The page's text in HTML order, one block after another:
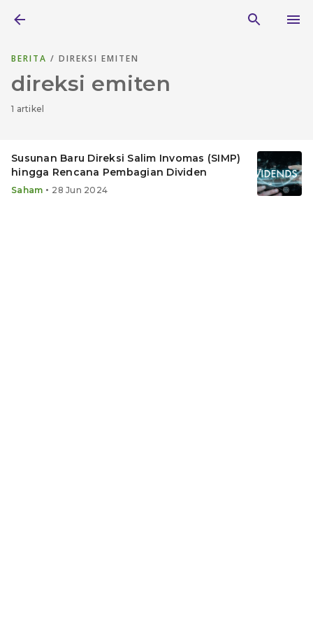
BERITA / DIREKSI EMITEN
direksi emiten
1 artikel
Susunan Baru Direksi Salim Invomas (SIMP)
hingga Rencana Pembagian Dividen
Saham • 28 Jun 2024